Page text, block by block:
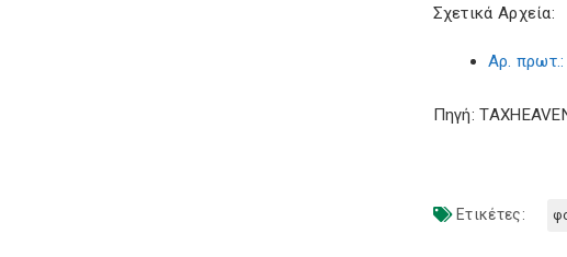
Σχετικά Αρχεία:
Αρ.
Πηγή:
Ετικέτες: